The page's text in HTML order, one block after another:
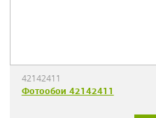
42142411
Фотообои 42142411